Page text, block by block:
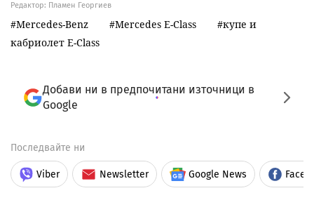
Редактор: Пламен Георгиев
Mercedes-Benz Mercedes E-Class
купе и
кабриолет E-Class
Добави ни в предпочитани източници в
Google
Последвайте ни
Viber Newsletter Google News